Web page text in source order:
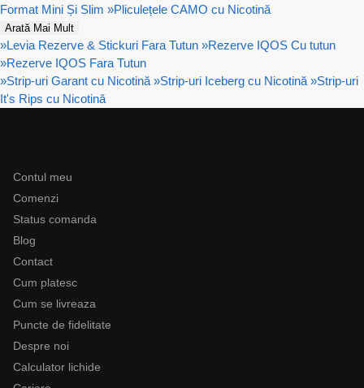
Format Mini Și Slim »Pliculețele CAMO cu Nicotină
Arată Mai Mult
»Levia Rezerve & Stickuri Fara Tutun »Rezerve IQOS Cu tutun
»Rezerve IQOS Fara Tutun
»Strip-uri Garant cu Nicotină »Strip-uri Iceberg cu Nicotină »Strip-uri
It's Rips cu Nicotină
Contul meu
Comenzi
Status comanda
Blog
Contact
Cum platesc
Cum se livreaza
Puncte de fidelitate
Despre noi
Calculator lichide